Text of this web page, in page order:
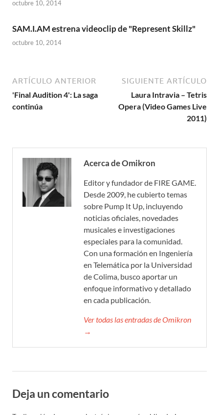
octubre 10, 2014
SAM.I.AM estrena videoclip de "Represent Skillz"
octubre 10, 2014
ARTÍCULO ANTERIOR
'Final Audition 4': La saga
continúa
SIGUIENTE ARTÍCULO
Laura Intravia – Tetris
Opera (Video Games Live
2011)
Acerca de Omikron
Editor y fundador de FIRE GAME.
Desde 2009, he cubierto temas
sobre Pump It Up, incluyendo
noticias oficiales, novedades
musicales e investigaciones
especiales para la comunidad.
Con una formación en Ingeniería
en Telemática por la Universidad
de Colima, busco aportar un
enfoque informativo y detallado
en cada publicación.
Ver todas las entradas de Omikron
→
Deja un comentario